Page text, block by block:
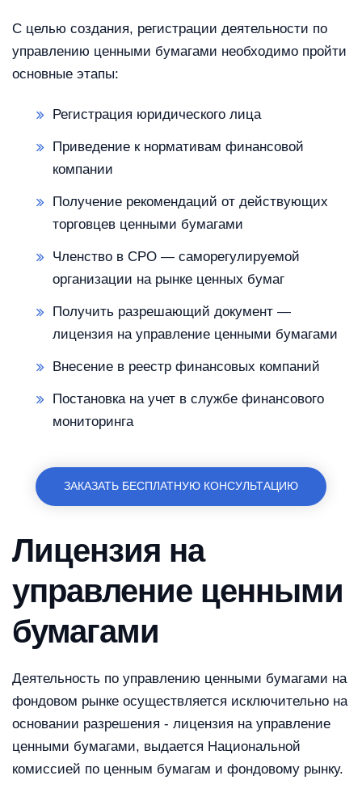
С целью создания, регистрации деятельности по
управлению ценными бумагами необходимо пройти
основные этапы:
Регистрация юридического лица
Приведение к нормативам финансовой
компании
Получение рекомендаций от действующих
торговцев ценными бумагами
Членство в СРО — саморегулируемой
организации на рынке ценных бумаг
Получить разрешающий документ —
лицензия на управление ценными бумагами
Внесение в реестр финансовых компаний
Постановка на учет в службе финансового
мониторинга
ЗАКАЗАТЬ БЕСПЛАТНУЮ КОНСУЛЬТАЦИЮ
Лицензия на
управление ценными
бумагами
Деятельность по управлению ценными бумагами на
фондовом рынке осуществляется исключительно на
основании разрешения - лицензия на управление
ценными бумагами, выдается Национальной
комиссией по ценным бумагам и фондовому рынку.